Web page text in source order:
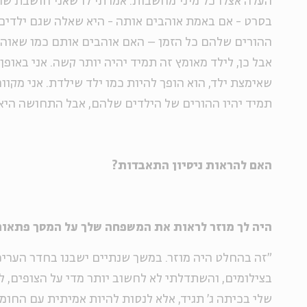
בסרט - אם באמת אוהבים אותה - היא שאלה שגם ילדים
ההורים שלהם כל הזמן – האם אוהבים אותם כמו
אבל כן, לילד מאומץ זה תמיד יהיה יותר קשה. אני
שאימצת ילד, הוא הופך להיות כמו ילד שילדת. אני
תמיד יהיו ההורים של הילדים שלהם, אבל התחושה
האם להראות ניסיון התאבדות?
היה לך מוזר לראות את המשפחה שלך על המסך
"זה בהחלט היה מוזר. במשך שנתיים ישבנו בחדר
בצילומים, והשתדלתי לא לחשוב יותר מדי על
שלי בכיתה ג' תגיד, אלא לנסות להיות אמיתית עם